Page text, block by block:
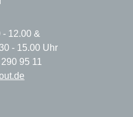
- 12.00 &
- 15.00 Uhr
95 11